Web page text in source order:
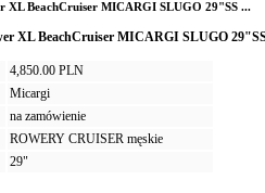
XL BeachCruiser MICARGI SLUGO 29"SS ...
XL BeachCruiser MICARGI SLUGO
4,850.00 PLN
Micargi
na zamówienie
ROWERY CRUISER męskie
29"